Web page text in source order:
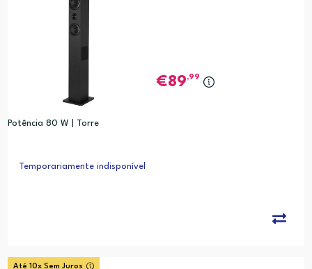
Potência 80 W | Torre
89,99
Temporariamente indisponível
Até 10x Sem Juros